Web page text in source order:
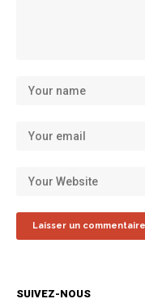
SUIVEZ-NOUS